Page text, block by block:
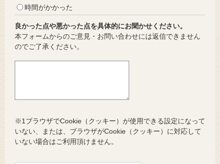
時間がかかった
良かった点や悪かった点を具体的にお聞かせください。
本フォームからのご意見・お問い合わせには返信できません
のでご了承ください。
※1ブラウザでCookie（クッキー）が使用できる設定になって
いない、または、ブラウザがCookie（クッキー）に対応して
いない場合はご利用頂けません。